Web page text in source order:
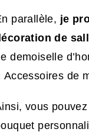
parallèle, je
de
demoiselle
Accessoires de
vous